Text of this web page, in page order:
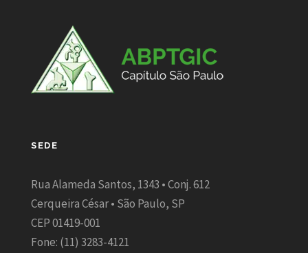
SEDE
Rua Alameda Santos, 1343 • Conj. 612
Cerqueira César • São Paulo, SP
CEP 01419-001
Fone: (11) 3283-4121